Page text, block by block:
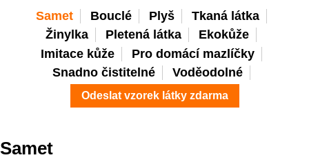
Samet Bouclé Plyš
Tkaná látka
Žinylka
Pletená látka
Ekokůže
Imitace kůže
Pro domácí mazlíčky
Snadno čistitelné
Voděodolné
Odeslat vzorek látky zdarma
Samet